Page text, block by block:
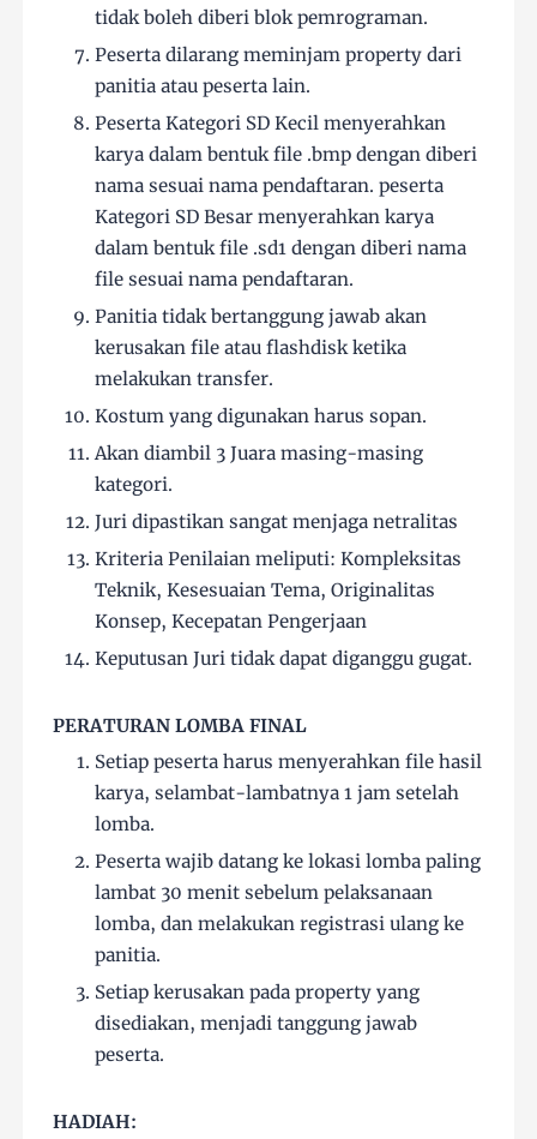
tidak boleh diberi blok pemrograman.
Peserta dilarang meminjam property dari
panitia atau peserta lain.
Peserta Kategori SD Kecil menyerahkan
karya dalam bentuk file .bmp dengan diberi
nama sesuai nama pendaftaran. peserta
Kategori SD Besar menyerahkan karya
dalam bentuk file .sd1 dengan diberi nama
file sesuai nama pendaftaran.
Panitia tidak bertanggung jawab akan
kerusakan file atau flashdisk ketika
melakukan transfer.
Kostum yang digunakan harus sopan.
Akan diambil 3 Juara masing-masing
kategori.
Juri dipastikan sangat menjaga netralitas
Kriteria Penilaian meliputi: Kompleksitas
Teknik, Kesesuaian Tema, Originalitas
Konsep, Kecepatan Pengerjaan
Keputusan Juri tidak dapat diganggu gugat.
PERATURAN LOMBA FINAL
Setiap peserta harus menyerahkan file hasil
karya, selambat-lambatnya 1 jam setelah
lomba.
Peserta wajib datang ke lokasi lomba paling
lambat 30 menit sebelum pelaksanaan
lomba, dan melakukan registrasi ulang ke
panitia.
Setiap kerusakan pada property yang
disediakan, menjadi tanggung jawab
peserta.
HADIAH: